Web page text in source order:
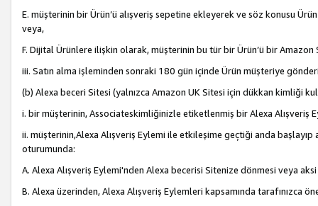
E. müşterinin bir Ürün’ü alışveriş sepetine ekleyerek ve söz konusu
veya,
F. Dijital Ürünlere ilişkin olarak, müşterinin bu tür bir Ürün’ü bir Amazon
iii. Satın alma işleminden sonraki 180 gün içinde Ürün müşteriye
(b) Alexa beceri Sitesi (yalnızca Amazon UK Sitesi için dükkan kimliği
i. bir müşterinin, Associateskimliğinizle etiketlenmiş bir Alexa Alışveriş
ii. müşterinin,Alexa Alışveriş Eylemi ile etkileşime geçtiği anda
oturumunda:
A. Alexa Alışveriş Eylemi'nden Alexa becerisi Sitenize dönmesi veya
B. Alexa üzerinden, Alexa Alışveriş Eylemleri kapsamında tarafınızca